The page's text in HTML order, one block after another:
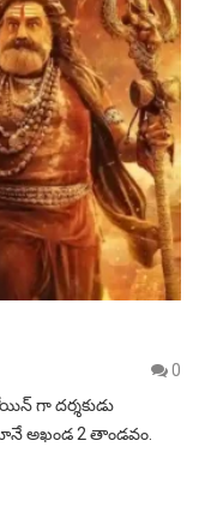
0
గా దర్శకుడు
అఖండ 2 తాండవం.